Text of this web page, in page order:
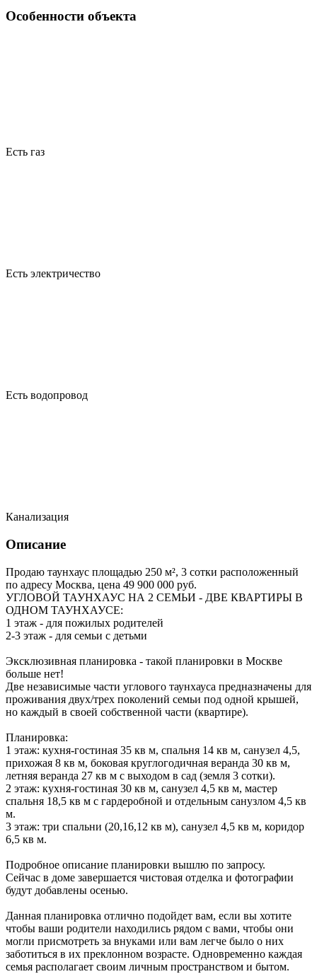
Особенности объекта
Есть газ
Есть электричество
Есть водопровод
Канализация
Описание
Продаю таунхаус площадью 250 м², 3 сотки расположенный
по адресу Москва, цена 49 900 000 руб.
УГЛОВОЙ ТАУНХАУС НА 2 СЕМЬИ - ДВЕ КВАРТИРЫ В
ОДНОМ ТАУНХАУСЕ:
1 этаж - для пожилых родителей
2-3 этаж - для семьи с детьми
Эксклюзивная планировка - такой планировки в Москве
больше нет!
Две независимые части углового таунхауса предназначены для
проживания двух/трех поколений семьи под одной крышей,
но каждый в своей собственной части (квартире).
Планировка:
1 этаж: кухня-гостиная 35 кв м, спальня 14 кв м, санузел 4,5,
прихожая 8 кв м, боковая круглогодичная веранда 30 кв м,
летняя веранда 27 кв м с выходом в сад (земля 3 сотки).
2 этаж: кухня-гостиная 30 кв м, санузел 4,5 кв м, мастер
спальня 18,5 кв м с гардеробной и отдельным санузлом 4,5 кв
м.
3 этаж: три спальни (20,16,12 кв м), санузел 4,5 кв м, коридор
6,5 кв м.
Подробное описание планировки вышлю по запросу.
Сейчас в доме завершается чистовая отделка и фотографии
будут добавлены осенью.
Данная планировка отлично подойдет вам, если вы хотите
чтобы ваши родители находились рядом с вами, чтобы они
могли присмотреть за внуками или вам легче было о них
заботиться в их преклонном возрасте. Одновременно каждая
семья располагает своим личным пространством и бытом.